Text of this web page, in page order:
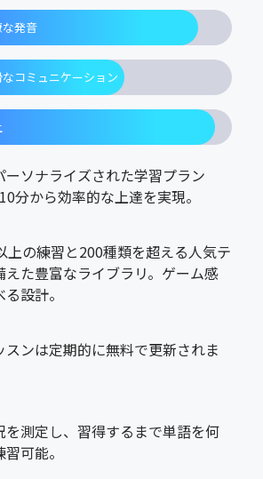
な発音
なコミュニケーション
ーソナライズされた学習プラン
分から効率的な上達を実現。
上の練習と200種類を超える人気テ
えた豊富なライブラリ。ゲーム感
設計。
スンは定期的に無料で更新されま
を測定し、習得するまで単語を何
可能。